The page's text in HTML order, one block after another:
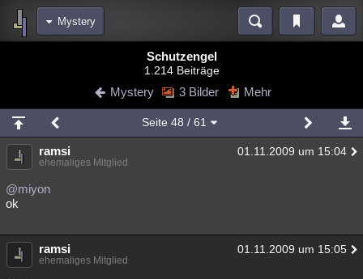
Mystery
Blogs Videos
Chat Wiki Neuigkeiten
meine Rubriken
Menschen Mystery Kriminalfälle
Spiritualität
weitere Rubriken
Philosophie Träume
Schutzengel
1.214 Beiträge
Mystery 3 Bilder Mehr
Seite 48 / 61
ramsi 01.11.2009 um 15:04
ehemaliges Mitglied
@miyon
ok
ramsi 01.11.2009 um 15:05
ehemaliges Mitglied